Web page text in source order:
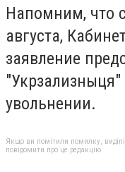
Напомним, что
августа,
заявление
увольнении.
Якщо ви помітили помилку,
повідомити про це редакцію